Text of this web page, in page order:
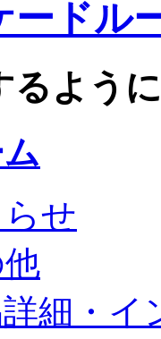
ード
よう
せ
細・イ